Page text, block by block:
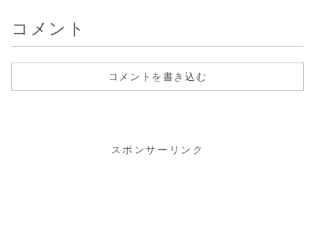
コメント
コメントを書き込む
スポンサーリンク